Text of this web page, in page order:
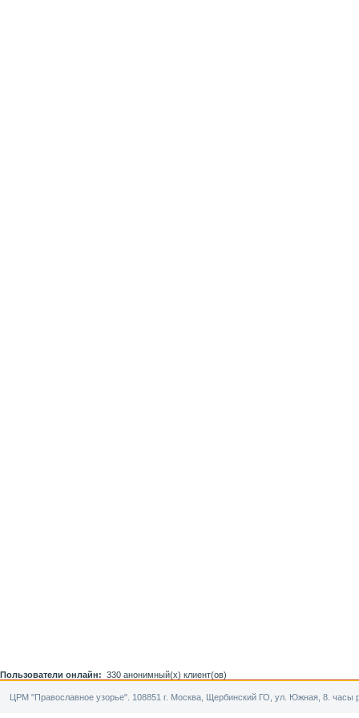
Пользователи онлайн: 330 анонимный(х) клиент(ов)
ЦРМ "Православное узорье". 108851 г. Москва, Щербинский ГО, ул. Южная, 8. часы